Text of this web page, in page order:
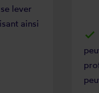
lever
ainsi